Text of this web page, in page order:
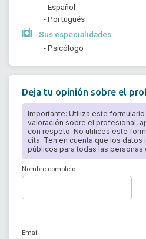
- Español
- Portugués
Sus especialidades
- Psicólogo
Deja tu opinión sobre el
Importante: Utiliza este
valoración sobre el profesional,
con respeto. No utilices este
cita. Ten en cuenta que los datos
públicos para todas las
Nombre completo
Email